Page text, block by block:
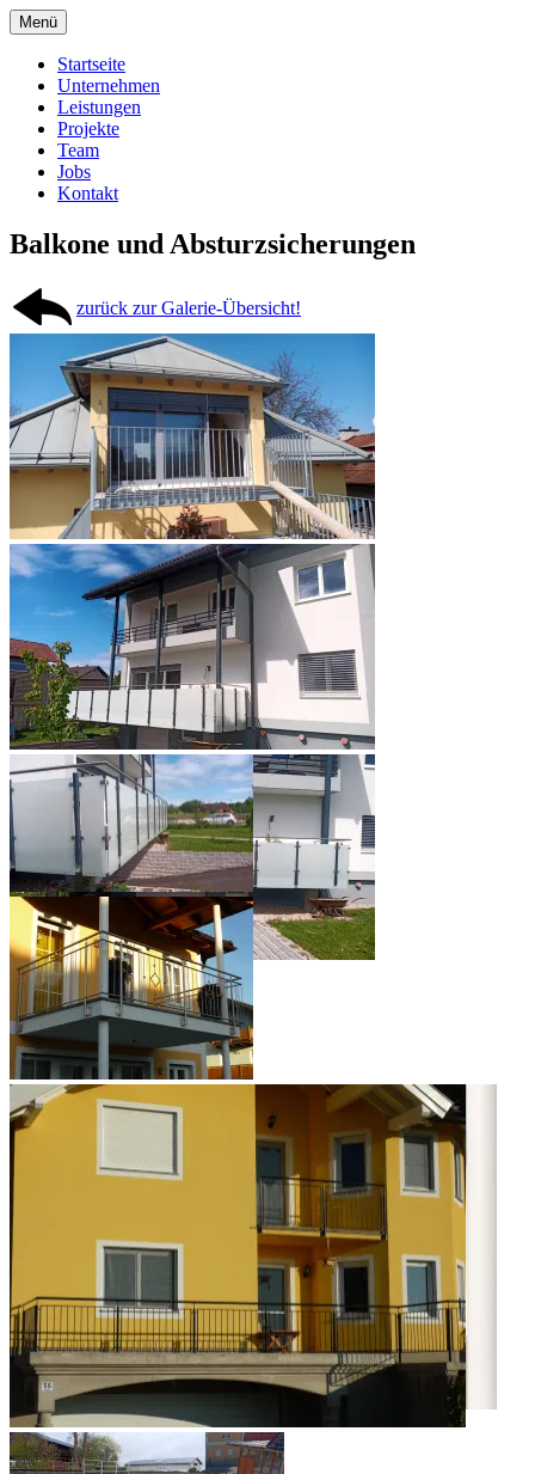
Springe
zum
InhaltPertiller Metalltechnik
Menü
Startseite
Unternehmen
Leistungen
Projekte
Team
Jobs
Kontakt
Balkone und Absturzsicherungen
zurück zur Galerie-Übersicht!